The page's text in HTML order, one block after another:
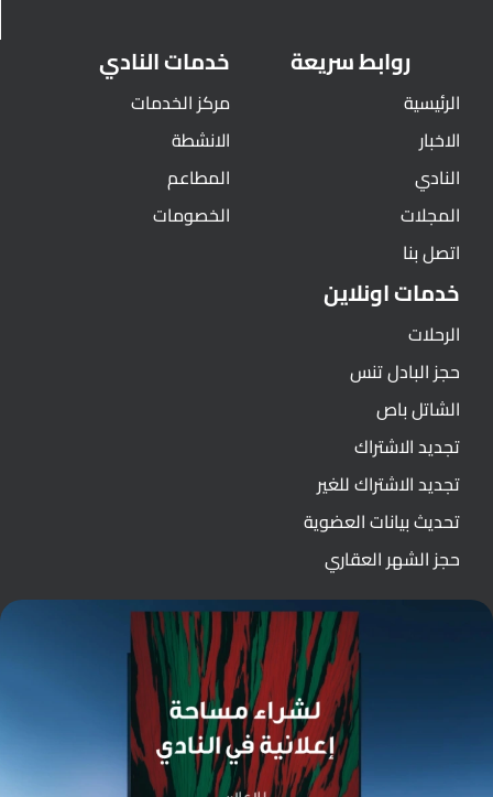
روابط سريعة
الرئيسية
الاخبار
النادي
المجلات
اتصل بنا
خدمات النادي
مركز الخدمات
الانشطة
المطاعم
الخصومات
خدمات اونلاين
الرحلات
حجز البادل تنس
الشاتل باص
تجديد الاشتراك
تجديد الاشتراك للغير
تحديث بيانات العضوية
حجز الشهر العقاري